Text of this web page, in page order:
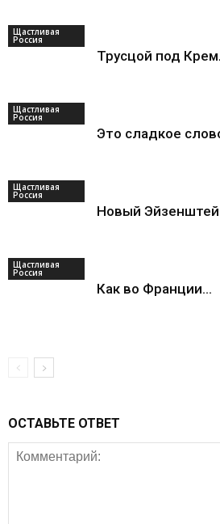
Щастливая
Россия
Трусцой под
Щастливая
Россия
Это сладкое
Щастливая
Россия
Новый
Щастливая
Россия
Как во Франции…
ОСТАВЬТЕ ОТВЕТ